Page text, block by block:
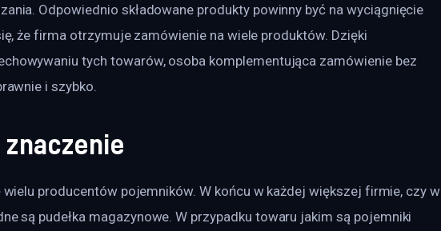
Odpowiednio składowane produkty powinny być na wyciągnięcie
że firma otrzymuje zamówienie na wiele produktów. Dzięki
tych towarów, osoba komplementująca zamówienie bez
i szybko.
znaczenie
wielu producentów pojemników. W końcu w każdej większej firmie, czy w
są pudełka magazynowe. W przypadku towaru jakim są pojemniki